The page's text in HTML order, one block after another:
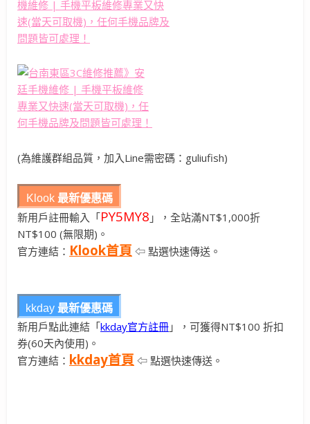
(為維護群組品質，加入Line需密碼：guliufish)
Klook 最新優惠碼
新用戶註冊輸入「PY5MY8 」，全站滿NT$1,000折
NT$100 (無限期)。
官方連結： Klook首頁 ⇦ 點選快速傳送。
kkday 最新優惠碼
新用戶點此連結「kkday官方註冊 」，可獲得NT$100 折扣
券(60天內使用)。
官方連結： kkday首頁 ⇦ 點選快速傳送。